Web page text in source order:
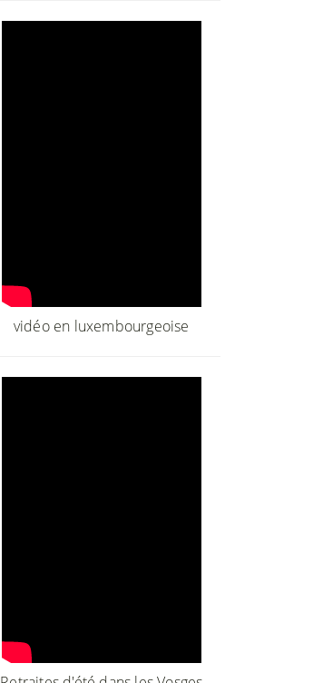
vidéo en luxembourgeoise